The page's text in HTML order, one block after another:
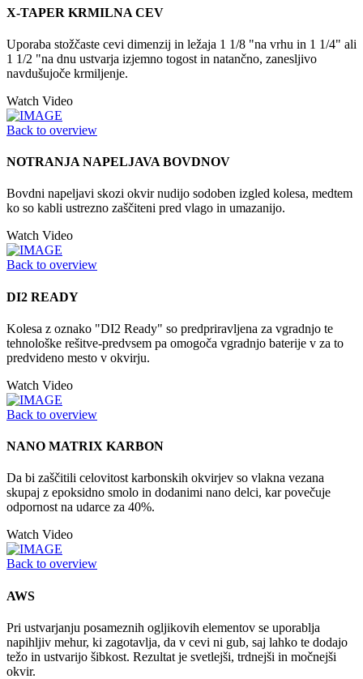
X-TAPER KRMILNA CEV
Uporaba stožčaste cevi dimenzij in ležaja 1 1/8 "na vrhu in 1 1/4" ali
1 1/2 "na dnu ustvarja izjemno togost in natančno, zanesljivo
navdušujoče krmiljenje.
Watch Video
Back to overview
NOTRANJA NAPELJAVA BOVDNOV
Bovdni napeljavi skozi okvir nudijo sodoben izgled kolesa, medtem
ko so kabli ustrezno zaščiteni pred vlago in umazanijo.
Watch Video
Back to overview
DI2 READY
Kolesa z oznako "DI2 Ready" so predpriravljena za vgradnjo te
tehnološke rešitve-predvsem pa omogoča vgradnjo baterije v za to
predvideno mesto v okvirju.
Watch Video
Back to overview
NANO MATRIX KARBON
Da bi zaščitili celovitost karbonskih okvirjev so vlakna vezana
skupaj z epoksidno smolo in dodanimi nano delci, kar povečuje
odpornost na udarce za 40%.
Watch Video
Back to overview
AWS
Pri ustvarjanju posameznih ogljikovih elementov se uporablja
napihljiv mehur, ki zagotavlja, da v cevi ni gub, saj lahko te dodajo
težo in ustvarijo šibkost. Rezultat je svetlejši, trdnejši in močnejši
okvir.